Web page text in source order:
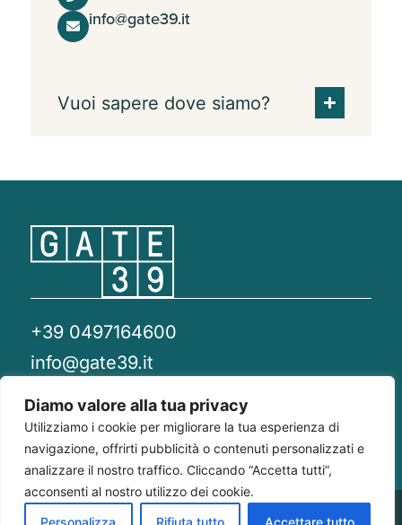
Diamo valore alla tua privacy
Utilizziamo i cookie per migliorare la tua esperienza di
navigazione, offrirti pubblicità o contenuti personalizzati e
analizzare il nostro traffico. Cliccando “Accetta tutti”,
acconsenti al nostro utilizzo dei cookie.
Personalizza
Rifiuta tutto Accettare tutto
info@gate39.it
Vuoi sapere dove siamo?
+39 0497164600
info@gate39.it
gate39@pec.it
Privacy Policy Whistleblowing Compliance 231
Gate 39 Largo Francesco Richini, 2/A 20122 P.Iva/CF